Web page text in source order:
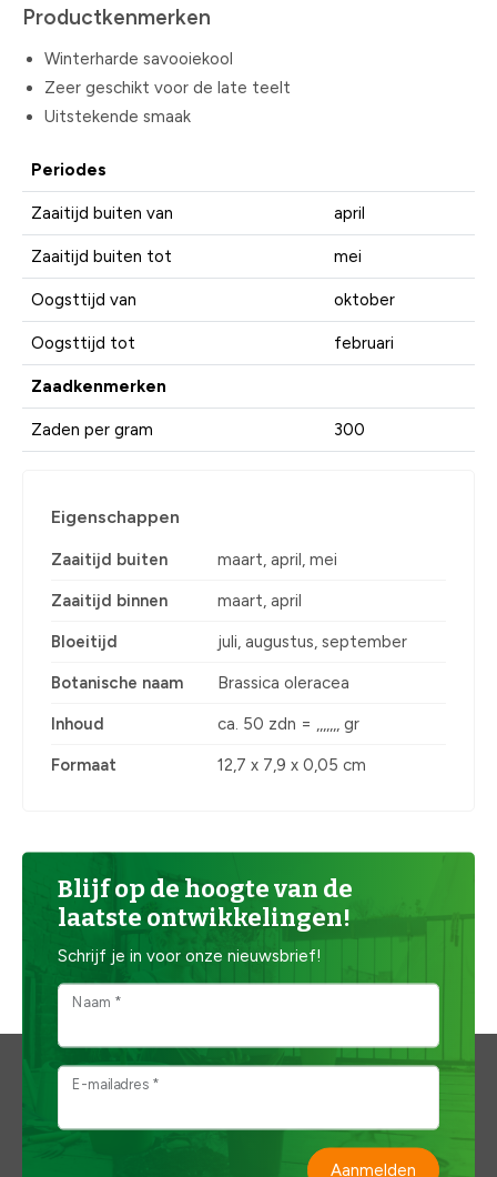
Productkenmerken
Winterharde savooiekool
Zeer geschikt voor de late teelt
Uitstekende smaak
Periodes
Zaaitijd buiten van april
Zaaitijd buiten tot mei
Oogsttijd van oktober
Oogsttijd tot februari
Zaadkenmerken
Zaden per gram 300
Eigenschappen
Zaaitijd buiten maart, april, mei
Zaaitijd binnen maart, april
Bloeitijd juli, augustus, september
Botanische naam Brassica oleracea
Inhoud ca. 50 zdn = ,,,,,,, gr
Formaat 12,7 x 7,9 x 0,05 cm
Blijf op de hoogte van de
laatste ontwikkelingen!
Schrijf je in voor onze nieuwsbrief!
Naam *
E-mailadres *
Aanmelden